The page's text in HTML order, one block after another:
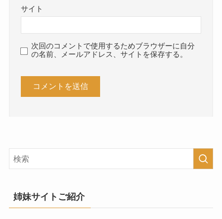
サイト
次回のコメントで使用するためブラウザーに自分
の名前、メールアドレス、サイトを保存する。
姉妹サイトご紹介